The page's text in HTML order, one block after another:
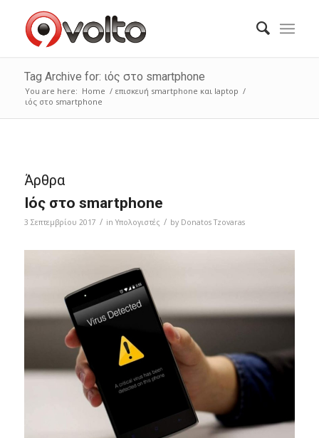
Tag Archive for: ιός στο smartphone
You are here: Home / επισκευή smartphone και laptop /
ιός στο smartphone
Άρθρα
Ιός στο smartphone
3 Σεπτεμβρίου 2017 / in Υπολογιστές / by Donatos Tzovaras